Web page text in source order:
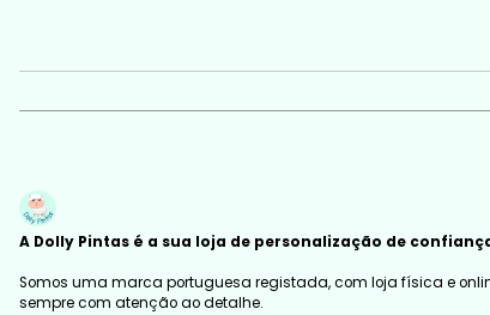
A Dolly Pintas é a sua loja de personalização de
Somos uma marca portuguesa registada, com loja física e
sempre com atenção ao detalhe.